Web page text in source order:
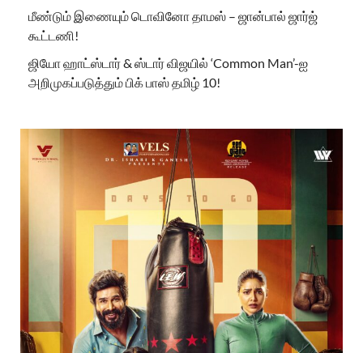
மீண்டும் இணையும் டொவினோ தாமஸ் – ஜான்பால் ஜார்ஜ்
கூட்டணி!
ஜியோ ஹாட்ஸ்டார் & ஸ்டார் விஜயில் ‘Common Man’-ஐ
அறிமுகப்படுத்தும் பிக் பாஸ் தமிழ் 10!